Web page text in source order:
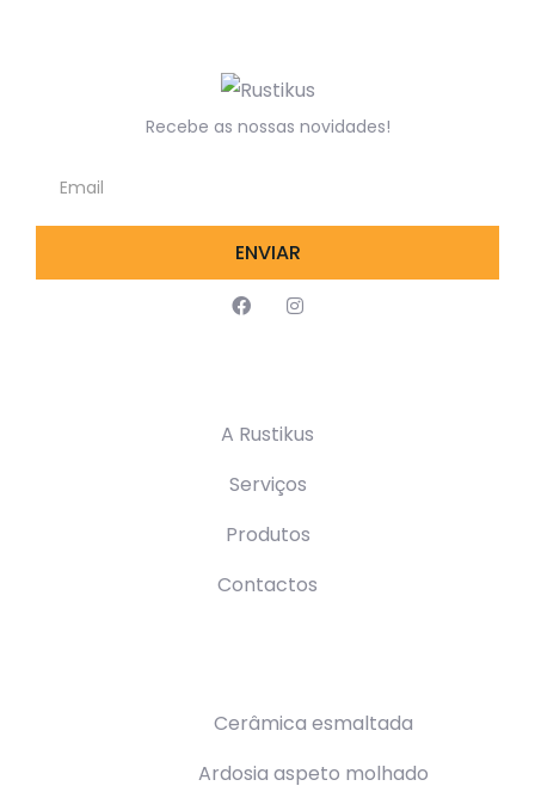
Recebe as nossas novidades!
ENVIAR
A Rustikus
Serviços
Produtos
Contactos
Cerâmica esmaltada
Ardosia aspeto molhado